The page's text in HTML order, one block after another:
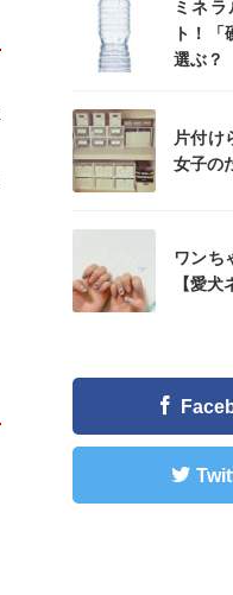
ミネ
ト！
選ぶ？
片付け
女子の
ワンち
【愛